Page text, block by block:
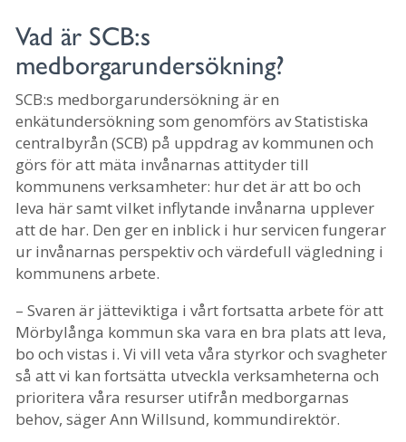
Vad är SCB:s
medborgarundersökning?
SCB:s medborgarundersökning är en
enkätundersökning som genomförs av Statistiska
centralbyrån (SCB) på uppdrag av kommunen och
görs för att mäta invånarnas attityder till
kommunens verksamheter: hur det är att bo och
leva här samt vilket inflytande invånarna upplever
att de har. Den ger en inblick i hur servicen fungerar
ur invånarnas perspektiv och värdefull vägledning i
kommunens arbete.
– Svaren är jätteviktiga i vårt fortsatta arbete för att
Mörbylånga kommun ska vara en bra plats att leva,
bo och vistas i. Vi vill veta våra styrkor och svagheter
så att vi kan fortsätta utveckla verksamheterna och
prioritera våra resurser utifrån medborgarnas
behov, säger Ann Willsund, kommundirektör.